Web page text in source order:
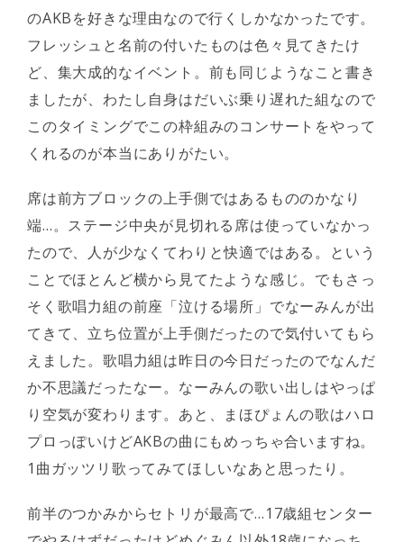
のAKBを好きな理由なので行くしかなかったです。
フレッシュと名前の付いたものは色々見てきたけ
ど、集大成的なイベント。前も同じようなこと書き
ましたが、わたし自身はだいぶ乗り遅れた組なので
このタイミングでこの枠組みのコンサートをやって
くれるのが本当にありがたい。
席は前方ブロックの上手側ではあるもののかなり
端…。ステージ中央が見切れる席は使っていなかっ
たので、人が少なくてわりと快適ではある。という
ことでほとんど横から見てたような感じ。でもさっ
そく歌唱力組の前座「泣ける場所」でなーみんが出
てきて、立ち位置が上手側だったので気付いてもら
えました。歌唱力組は昨日の今日だったのでなんだ
か不思議だったなー。なーみんの歌い出しはやっぱ
り空気が変わります。あと、まほぴょんの歌はハロ
プロっぽいけどAKBの曲にもめっちゃ合いますね。
1曲ガッツリ歌ってみてほしいなあと思ったり。
前半のつかみからセトリが最高で…17歳組センター